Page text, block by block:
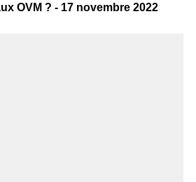
OVM ? - 17 novembre 2022